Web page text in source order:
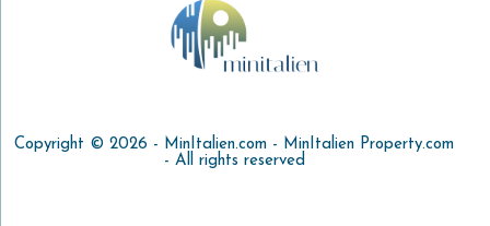
Copyright © 2026 - MinItalien.com - MinItalien Property.com
- All rights reserved